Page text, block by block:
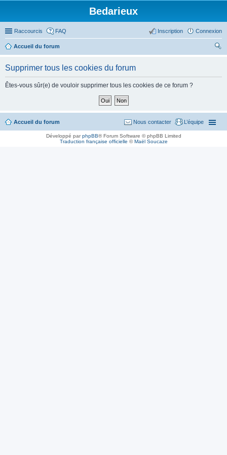
Bedarieux
Raccourcis FAQ Connexion
Inscription
Accueil du forum
Supprimer tous les cookies du forum
Êtes-vous sûr(e) de vouloir supprimer tous les cookies de ce forum ?
Accueil du forum L’équipe
Nous contacter
Développé parphpBB® Forum Software © phpBB Limited
Traduction française officielle ©Maël Soucaze